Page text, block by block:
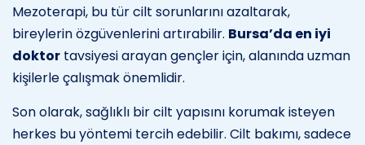
Mezoterapi, bu tür cilt sorunlarını azaltarak,
bireylerin özgüvenlerini artırabilir. Bursa’da en iyi
doktor tavsiyesi arayan gençler için, alanında uzman
kişilerle çalışmak önemlidir.
Son olarak, sağlıklı bir cilt yapısını korumak isteyen
herkes bu yöntemi tercih edebilir. Cilt bakımı, sadece